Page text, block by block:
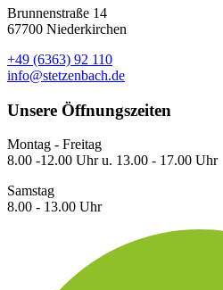
Brunnenstraße 14
67700 Niederkirchen
+49 (6363) 92 110
info@stetzenbach.de
Unsere Öffnungszeiten
Montag - Freitag
8.00 -12.00 Uhr u. 13.00 - 17.00 Uhr
Samstag
8.00 - 13.00 Uhr